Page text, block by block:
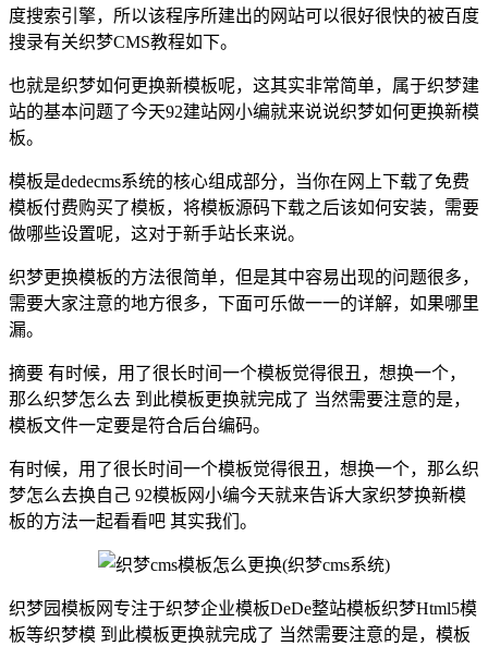
度搜索引擎，所以该程序所建出的网站可以很好很快的被百度
搜录有关织梦CMS教程如下。
也就是织梦如何更换新模板呢，这其实非常简单，属于织梦建
站的基本问题了今天92建站网小编就来说说织梦如何更换新模
板。
模板是dedecms系统的核心组成部分，当你在网上下载了免费
模板付费购买了模板，将模板源码下载之后该如何安装，需要
做哪些设置呢，这对于新手站长来说。
织梦更换模板的方法很简单，但是其中容易出现的问题很多，
需要大家注意的地方很多，下面可乐做一一的详解，如果哪里
漏。
摘要 有时候，用了很长时间一个模板觉得很丑，想换一个，
那么织梦怎么去 到此模板更换就完成了 当然需要注意的是，
模板文件一定要是符合后台编码。
有时候，用了很长时间一个模板觉得很丑，想换一个，那么织
梦怎么去换自己 92模板网小编今天就来告诉大家织梦换新模
板的方法一起看看吧 其实我们。
织梦园模板网专注于织梦企业模板DeDe整站模板织梦Html5模
板等织梦模 到此模板更换就完成了 当然需要注意的是，模板